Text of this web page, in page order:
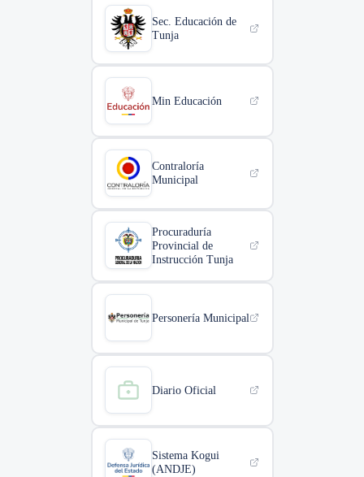
Sec. Educación de
Tunja
Min Educación
Contraloría
Municipal
Procuraduría
Provincial de
Instrucción Tunja
Personería Municipal
Diario Oficial
Sistema Kogui
(ANDJE)